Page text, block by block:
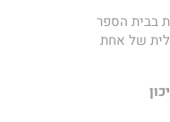
בבית הספר
של אחת